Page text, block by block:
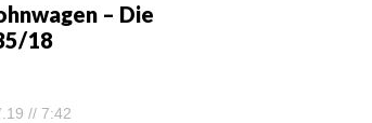
– Die
18
// 7:42